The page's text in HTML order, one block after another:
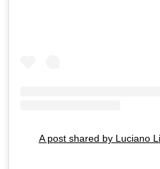
A post shared by Luciano